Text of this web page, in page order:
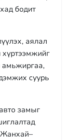
бодит
аялал
амьжиргаа,
суурь
замыг